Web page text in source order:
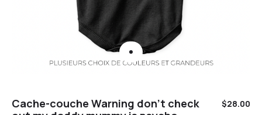
Cache-couche Warning don’t check
$28.00